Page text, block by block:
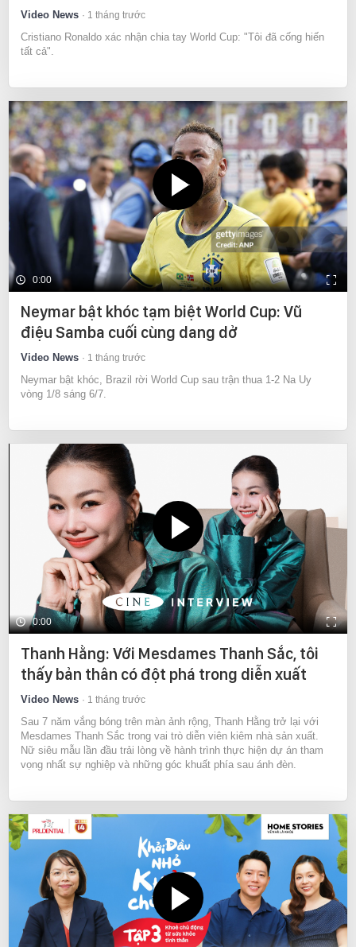
Video News 1 tháng trước
Cristiano Ronaldo xác nhận chia tay World Cup: "Tôi đã cống hiến
tất cả".
0:00
Neymar bật khóc tạm biệt World Cup: Vũ
điệu Samba cuối cùng dang dở
Video News 1 tháng trước
Neymar bật khóc, Brazil rời World Cup sau trận thua 1-2 Na Uy
vòng 1/8 sáng 6/7.
0:00
Thanh Hằng: Với Mesdames Thanh Sắc, tôi
thấy bản thân có đột phá trong diễn xuất
Video News 1 tháng trước
Sau 7 năm vắng bóng trên màn ảnh rộng, Thanh Hằng trở lại với
Mesdames Thanh Sắc trong vai trò diễn viên kiêm nhà sản xuất.
Nữ siêu mẫu lần đầu trải lòng về hành trình thực hiện dự án tham
vọng nhất sự nghiệp và những góc khuất phía sau ánh đèn.